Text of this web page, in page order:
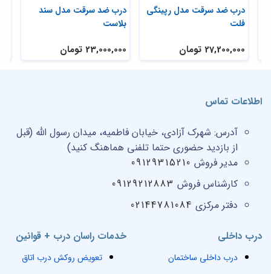
درب ضد سرقت مدل سند
بلاست
23,000,000 تومان
درب ضد سرقت مدل رپینگی
فلت
27,200,000 تومان
خدمات راسان درب + قوانین
تعویض روکش درب اتاق
درب داخلی
درب داخلی ساختمان
اطلاعات تماس
آدرس: شهرک آزادی، خیابان فاطمیه، میدان رسول الله (قبل
از بازدید حضوری حتما تلفنی هماهنگ کنید)
مدیر فروش 09129315210
کارشناس فروش 09129212883
دفتر مرکزی 02144781084